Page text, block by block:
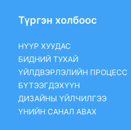
Түргэн холбоос
НҮҮР ХУУДАС
БИДНИЙ ТУХАЙ
ҮЙЛДВЭРЛЭЛИЙН ПРОЦЕСС
БҮТЭЭГДЭХҮҮН
ДИЗАЙНЫ ҮЙЛЧИЛГЭЭ
ҮНИЙН САНАЛ АВАХ